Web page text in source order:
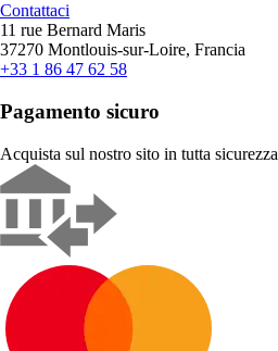
Contattaci
11 rue Bernard Maris
37270 Montlouis-sur-Loire, Francia
+33 1 86 47 62 58
Pagamento sicuro
Acquista sul nostro sito in tutta sicurezza